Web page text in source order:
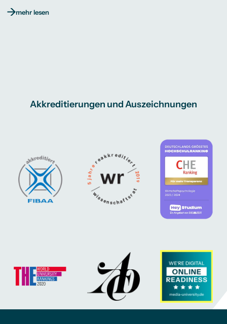
mehr lesen
Akkreditierungen und Auszeichnungen